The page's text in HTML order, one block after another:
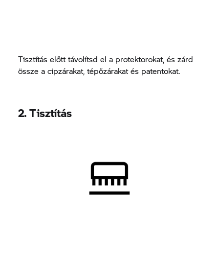
Tisztítás előtt távolítsd el a protektorokat, és zárd
össze a cipzárakat, tépőzárakat és patentokat.
2. Tisztítás